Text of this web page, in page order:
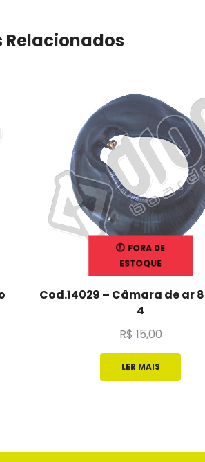
Relacionados
FORA DE
ESTOQUE
Cod.14029 – Câmara de ar
4
R$ 15,00
LER MAIS